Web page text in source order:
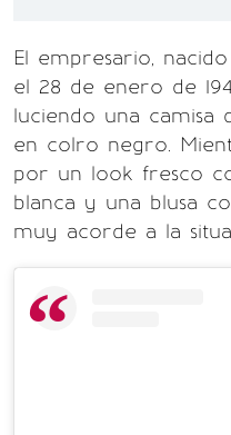
El empresario,
el 28 de enero de
luciendo una camisa
en colro negro.
por un look fresco
blanca y una blusa
muy acorde a la